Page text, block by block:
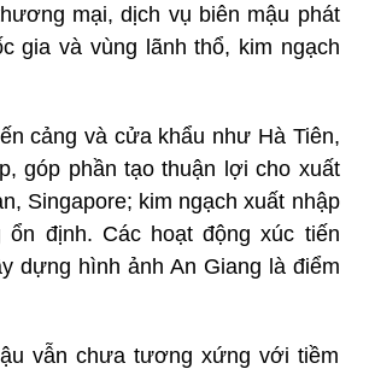
mại, dịch vụ biên mậu phát
gia và vùng lãnh thổ, kim ngạch
cảng và cửa khẩu như Hà Tiên,
góp phần tạo thuận lợi cho xuất
Singapore; kim ngạch xuất nhập
định. Các hoạt động xúc tiến
dựng hình ảnh An Giang là điểm
vẫn chưa tương xứng với tiềm